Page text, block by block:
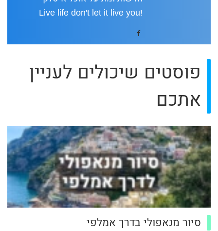
!Live life don't let it live you
פוסטים שיכולים לעניין
אתכם
סיור מנאפולי בדרך אמלפי